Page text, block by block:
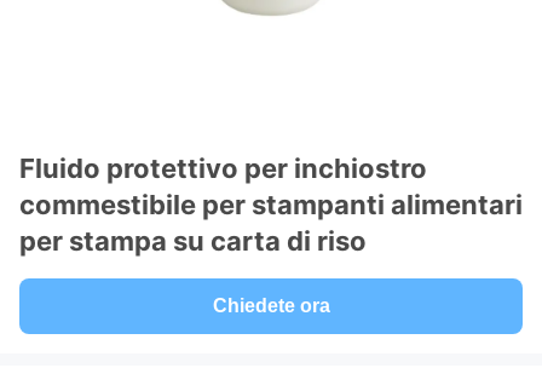
Fluido protettivo per inchiostro
commestibile per stampanti alimentari
per stampa su carta di riso
Chiedete ora